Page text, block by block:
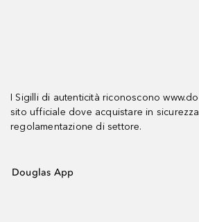
I Sigilli di autenticità riconoscono
sito ufficiale dove acquistare in
regolamentazione di settore.
Douglas App